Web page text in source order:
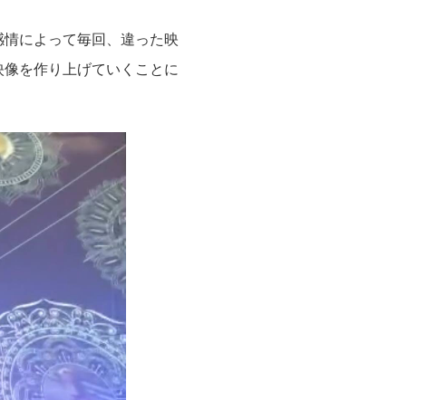
によって毎回、違った映
を作り上げていくことに